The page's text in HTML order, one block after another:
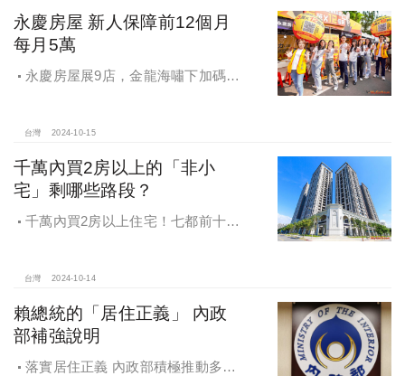
永慶房屋 新人保障前12個月
每月5萬
永慶房屋展9店，金龍海嘯下加碼員
福感，看得到更領得到！業務新人保
台灣 2024-10-15
千萬內買2房以上的「非小
宅」剩哪些路段？
千萬內買2房以上住宅！七都前十大
台灣 2024-10-14
賴總統的「居住正義」 內政
部補強說明
落實居住正義 內政部積極推動多元